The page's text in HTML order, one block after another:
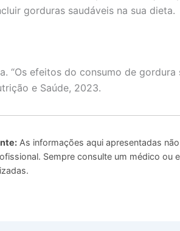
gorduras saudáveis na sua dieta.
“Os efeitos do consumo de gordura
e Saúde, 2023.
As informações aqui apresentadas
Sempre consulte um médico ou